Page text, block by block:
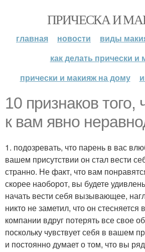
ПРИЧЕСКА И
главная новости
виды
как делать прически и
прически и макияж на дому
10 признаков того,
к вам явно
1. подозревать, что парень в вас
вашем присутствии он стал вести
странно. Не факт, что вам
скорее наоборот, вы будете
начать вести себя вызывающее,
никто не заметил, что он стесняется
компании вдруг потерять все свое
поскольку чувствует себя в вашем
и постоянно думает о том, что вы